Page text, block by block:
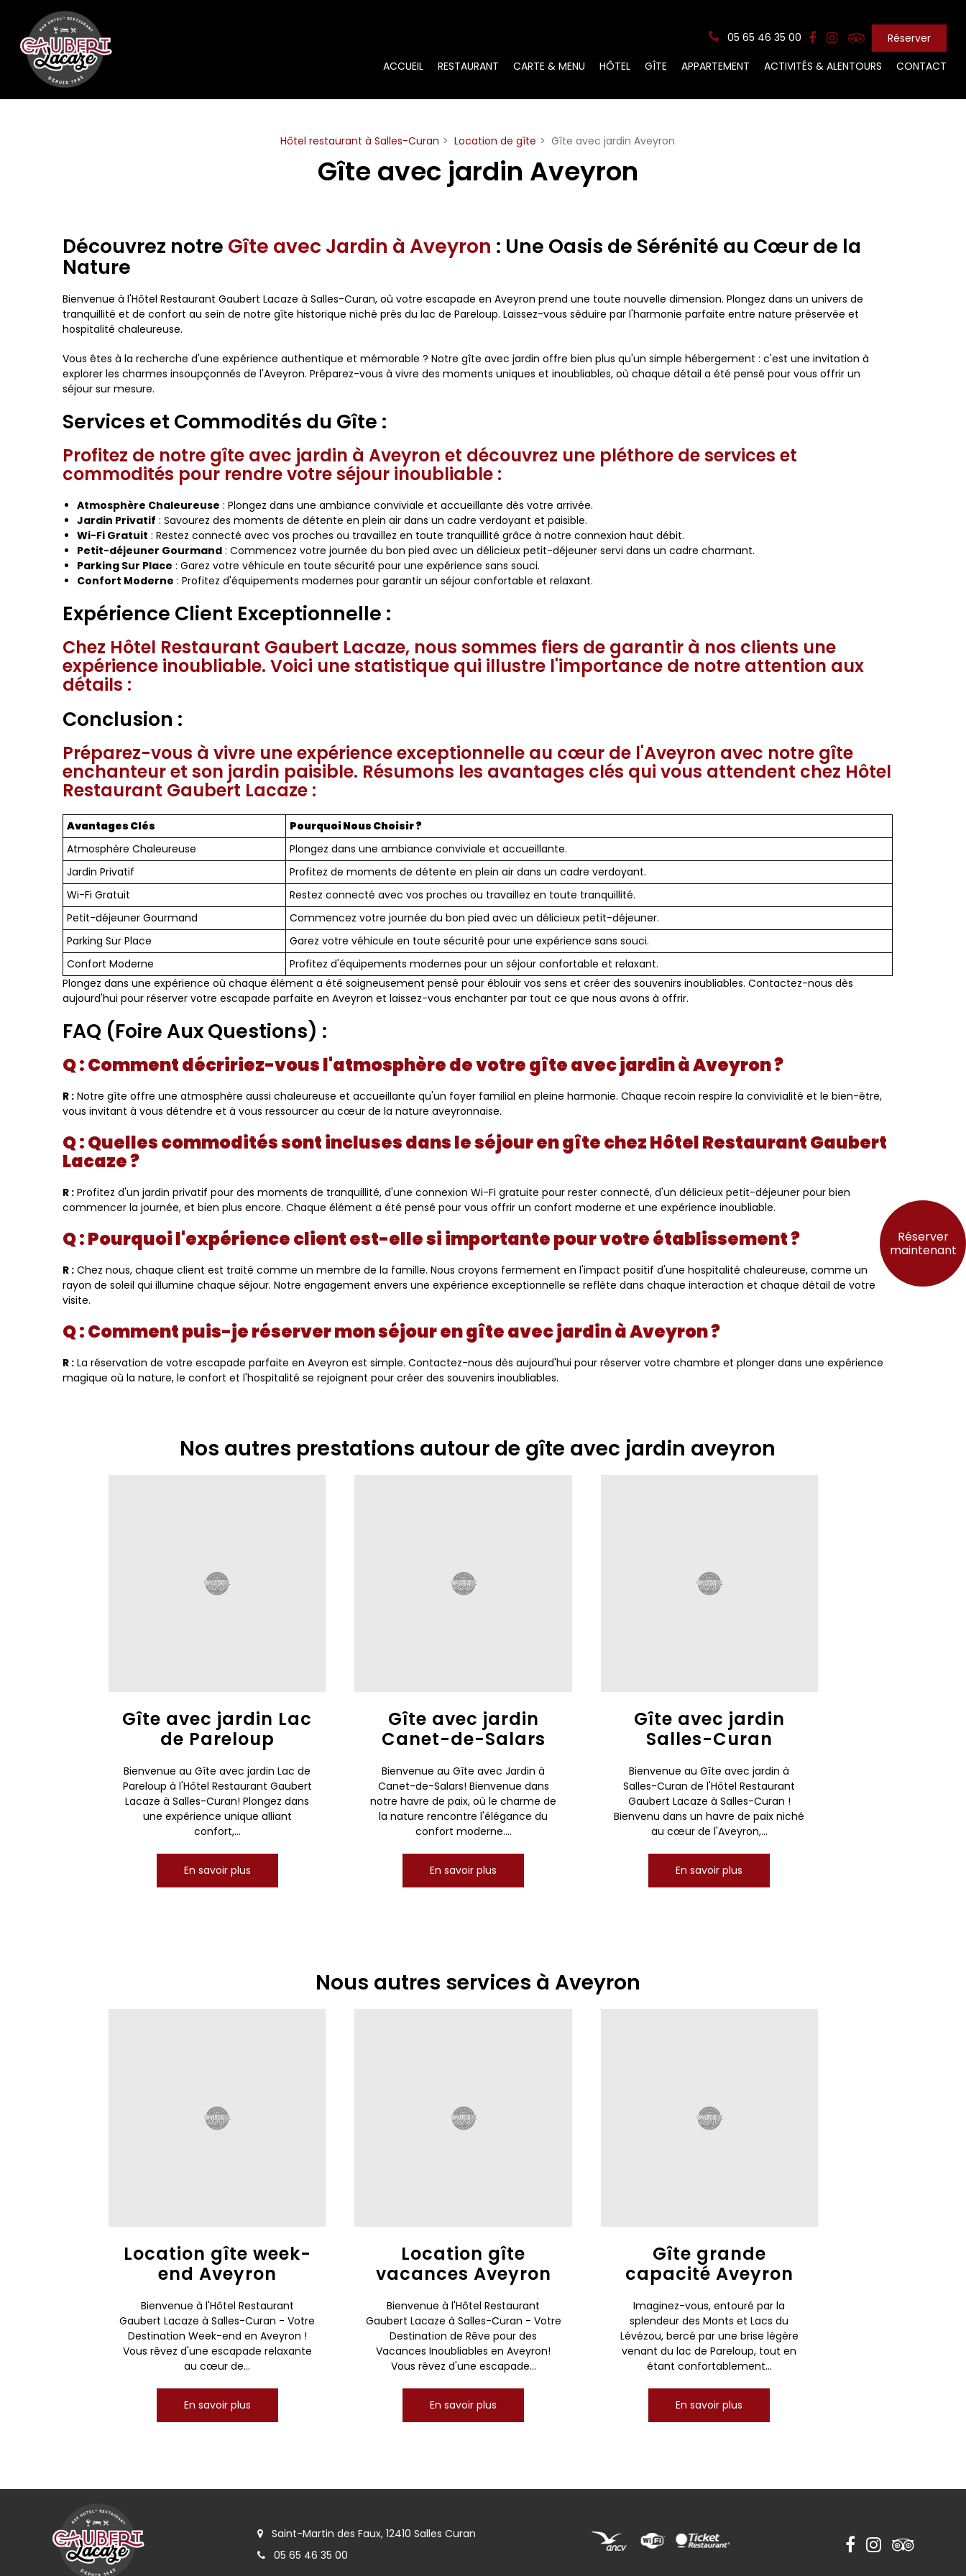
05 65 46 35 00
Réserver
ACCUEIL
RESTAURANT CARTE & MENU HÔTEL GÎTE APPARTEMENT ACTIVITÉS & ALENTOURS CONTACT
Hôtel restaurant à Salles-Curan Location de gîte Gîte avec jardin Aveyron
Gîte avec jardin Aveyron
Découvrez notre Gîte avec Jardin à Aveyron : Une Oasis de Sérénité au Cœur de la
Nature
Bienvenue à l'Hôtel Restaurant Gaubert Lacaze à Salles-Curan, où votre escapade en Aveyron prend une toute nouvelle dimension. Plongez dans un univers de
tranquillité et de confort au sein de notre gîte historique niché près du lac de Pareloup. Laissez-vous séduire par l'harmonie parfaite entre nature préservée et
hospitalité chaleureuse.
Vous êtes à la recherche d'une expérience authentique et mémorable ? Notre gîte avec jardin offre bien plus qu'un simple hébergement : c'est une invitation à
explorer les charmes insoupçonnés de l'Aveyron. Préparez-vous à vivre des moments uniques et inoubliables, où chaque détail a été pensé pour vous offrir un
séjour sur mesure.
Services et Commodités du Gîte :
Profitez de notre gîte avec jardin à Aveyron et découvrez une pléthore de services et
commodités pour rendre votre séjour inoubliable :
Atmosphère Chaleureuse : Plongez dans une ambiance conviviale et accueillante dès votre arrivée.
Jardin Privatif : Savourez des moments de détente en plein air dans un cadre verdoyant et paisible.
Wi-Fi Gratuit : Restez connecté avec vos proches ou travaillez en toute tranquillité grâce à notre connexion haut débit.
Petit-déjeuner Gourmand : Commencez votre journée du bon pied avec un délicieux petit-déjeuner servi dans un cadre charmant.
Parking Sur Place : Garez votre véhicule en toute sécurité pour une expérience sans souci.
Confort Moderne : Profitez d'équipements modernes pour garantir un séjour confortable et relaxant.
Expérience Client Exceptionnelle :
Chez Hôtel Restaurant Gaubert Lacaze, nous sommes fiers de garantir à nos clients une
expérience inoubliable. Voici une statistique qui illustre l'importance de notre attention aux
détails :
Conclusion :
Préparez-vous à vivre une expérience exceptionnelle au cœur de l'Aveyron avec notre gîte
enchanteur et son jardin paisible. Résumons les avantages clés qui vous attendent chez Hôtel
Restaurant Gaubert Lacaze :
Avantages Clés
Pourquoi Nous Choisir ?
Atmosphère Chaleureuse
Plongez dans une ambiance conviviale et accueillante.
Jardin Privatif
Profitez de moments de détente en plein air dans un cadre verdoyant.
Wi-Fi Gratuit
Restez connecté avec vos proches ou travaillez en toute tranquillité.
Petit-déjeuner Gourmand
Commencez votre journée du bon pied avec un délicieux petit-déjeuner.
Parking Sur Place
Garez votre véhicule en toute sécurité pour une expérience sans souci.
Confort Moderne
Profitez d'équipements modernes pour un séjour confortable et relaxant.
Plongez dans une expérience où chaque élément a été soigneusement pensé pour éblouir vos sens et créer des souvenirs inoubliables. Contactez-nous dès
aujourd'hui pour réserver votre escapade parfaite en Aveyron et laissez-vous enchanter par tout ce que nous avons à offrir.
FAQ (Foire Aux Questions) :
Q : Comment décririez-vous l'atmosphère de votre gîte avec jardin à Aveyron ?
R : Notre gîte offre une atmosphère aussi chaleureuse et accueillante qu'un foyer familial en pleine harmonie. Chaque recoin respire la convivialité et le bien-être,
vous invitant à vous détendre et à vous ressourcer au cœur de la nature aveyronnaise.
Q : Quelles commodités sont incluses dans le séjour en gîte chez Hôtel Restaurant Gaubert
Lacaze ?
R : Profitez d'un jardin privatif pour des moments de tranquillité, d'une connexion Wi-Fi gratuite pour rester connecté, d'un délicieux petit-déjeuner pour bien
commencer la journée, et bien plus encore. Chaque élément a été pensé pour vous offrir un confort moderne et une expérience inoubliable.
Q : Pourquoi l'expérience client est-elle si importante pour votre établissement ?
R : Chez nous, chaque client est traité comme un membre de la famille. Nous croyons fermement en l'impact positif d'une hospitalité chaleureuse, comme un
rayon de soleil qui illumine chaque séjour. Notre engagement envers une expérience exceptionnelle se reflète dans chaque interaction et chaque détail de votre
visite.
Q : Comment puis-je réserver mon séjour en gîte avec jardin à Aveyron ?
R : La réservation de votre escapade parfaite en Aveyron est simple. Contactez-nous dès aujourd'hui pour réserver votre chambre et plonger dans une expérience
magique où la nature, le confort et l'hospitalité se rejoignent pour créer des souvenirs inoubliables.
Nos autres prestations autour de gîte avec jardin aveyron
Gîte avec jardin Lac
de Pareloup
Bienvenue au Gîte avec jardin Lac de
Pareloup à l'Hôtel Restaurant Gaubert
Lacaze à Salles-Curan! Plongez dans
une expérience unique alliant
confort,...
En savoir plus
Gîte avec jardin
Canet-de-Salars
Bienvenue au Gîte avec Jardin à
Canet-de-Salars! Bienvenue dans
notre havre de paix, où le charme de
la nature rencontre l'élégance du
confort moderne....
En savoir plus
Gîte avec jardin
Salles-Curan
Bienvenue au Gîte avec jardin à
Salles-Curan de l'Hôtel Restaurant
Gaubert Lacaze à Salles-Curan !
Bienvenu dans un havre de paix niché
au cœur de l'Aveyron,...
En savoir plus
Nous autres services à Aveyron
Location gîte week-
end Aveyron
Bienvenue à l'Hôtel Restaurant
Gaubert Lacaze à Salles-Curan - Votre
Destination Week-end en Aveyron !
Vous rêvez d'une escapade relaxante
au cœur de...
En savoir plus
Location gîte
vacances Aveyron
Bienvenue à l'Hôtel Restaurant
Gaubert Lacaze à Salles-Curan - Votre
Destination de Rêve pour des
Vacances Inoubliables en Aveyron!
Vous rêvez d'une escapade...
En savoir plus
Gîte grande
capacité Aveyron
Imaginez-vous, entouré par la
splendeur des Monts et Lacs du
Lévézou, bercé par une brise légère
venant du lac de Pareloup, tout en
étant confortablement...
En savoir plus
Saint-Martin des Faux, 12410 Salles Curan
05 65 46 35 00
Réserver
maintenant
Panneau de gestion des cookies